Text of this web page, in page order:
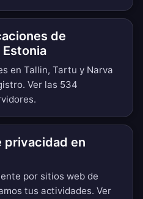
de
en Tallin, Tartu y Narva
Ver las 534
.
privacidad en
por sitios web de
tus actividades. Ver